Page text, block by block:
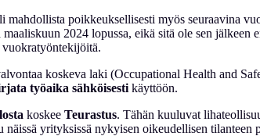
poikkeuksellisesti myös seuraavina
2024 lopussa, eikä sitä ole sen jälkeen
vuokratyöntekijöitä.
koskeva laki (Occupational Health and
työaika sähköisesti käyttöön.
koskee Teurastus. Tähän kuuluvat
yrityksissä nykyisen oikeudellisen tilanteen